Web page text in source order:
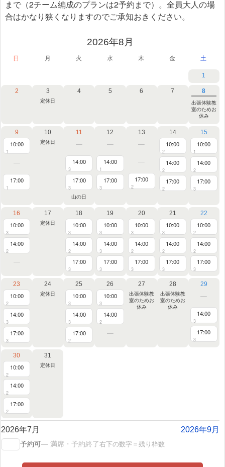
まで（2チーム編成のプランは2予約まで）。全員大人の場
合はかなり狭くなりますのでご承知おきください。
2026年8月
日 月 火 水 木 金 土
1
2 3
定休日
4 5 6 7 8
出張体験教
室のためお
休み
9
10:00
1
17:00
1
10
定休日
11
14:00
3
17:00
3
山の日
12
14:00
1
17:00
3
13
17:00
2
14
10:00
2
14:00
2
17:00
2
15
10:00
1
14:00
2
17:00
3
16
10:00
3
14:00
2
17
定休日
18
10:00
3
14:00
2
17:00
3
19
10:00
3
14:00
3
17:00
3
20
10:00
3
14:00
2
17:00
3
21
10:00
3
14:00
2
17:00
3
22
10:00
2
14:00
2
17:00
3
23
10:00
2
14:00
3
17:00
3
24
定休日
25
10:00
3
14:00
3
17:00
2
26
10:00
3
14:00
2
27
出張体験教
室のためお
休み
28
出張体験教
室のためお
休み
29
14:00
3
17:00
3
30
10:00
2
14:00
2
17:00
2
31
定休日
2026年7月 2026年9月
予約可— 満席・予約終了右下の数字＝残り枠数